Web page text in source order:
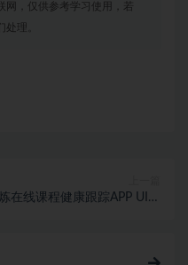
网，仅供参考学习使用，若
理。
在线课程健康跟踪APP UI界